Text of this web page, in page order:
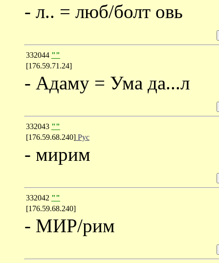
- л.. = люб/болт овь
332044 ""
[176.59.71.24]
- Адаму = Ума да...л
332043 ""
[176.59.68.240] Рус
- мирим
332042 ""
[176.59.68.240]
- МИР/рим